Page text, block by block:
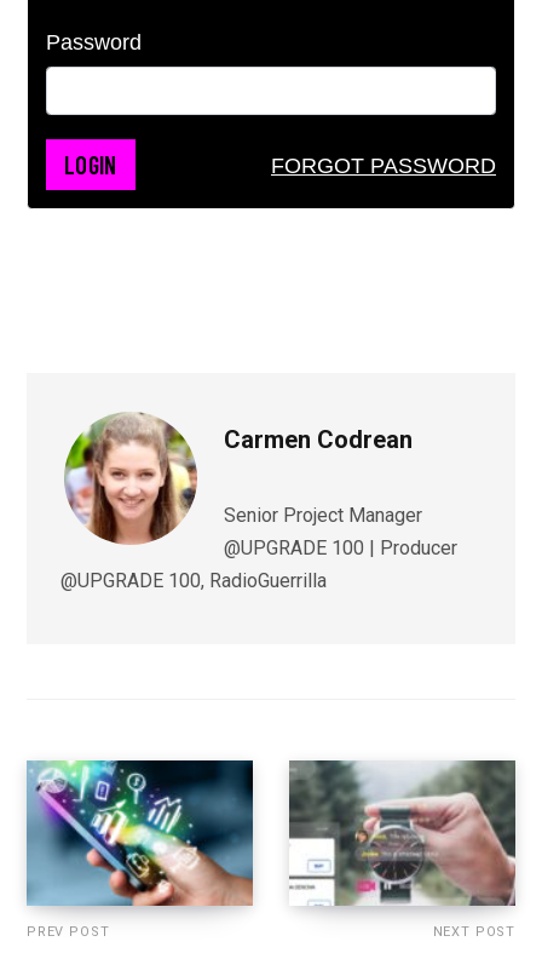
Password
LOGIN FORGOT PASSWORD
Carmen Codrean
Senior Project Manager
@UPGRADE 100 | Producer
@UPGRADE 100, RadioGuerrilla
PREV POST NEXT POST